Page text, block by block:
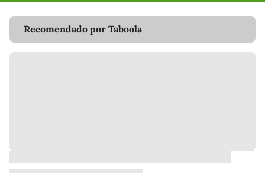
Recomendado por Taboola